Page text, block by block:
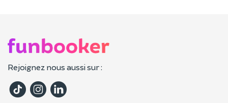
Rejoignez nous aussi sur :